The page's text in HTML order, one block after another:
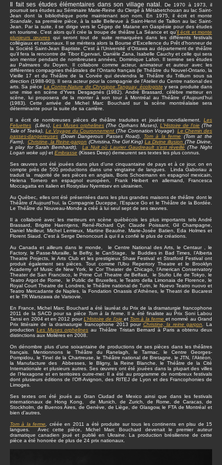
Il fait ses études élémentaires dans son village natal.
De 1970 à 1973, il
poursuit ses études au Séminaire Marie-Reine du Clergé à Métabetchouan au lac Saint-
Jean dont la bibliothèque porte maintenant son nom. En 1975, il écrit et monte
Scandale , sa première pièce, à la salle Bellevue à Saint-Henri de Taillon au lac Saint-
Jean. Par la suite, il se dirige vers le Cégep de Matane en Gaspésie pour des études
en tourisme. C’est alors qu’il crée la troupe de théâtre La Séance et qu’il écrit et monte
plusieurs œuvres qui seront tout de suite remarquées dans les différents festivals
collégiaux et nationaux. Il se méritera alors la Bourse d’Excellence du Prêt d’honneur de
la Société Saint-Jean Baptiste. C’est à l’Université d’Ottawa au département de théâtre
qu’il fera la rencontre de Tibor Egervari, Danièle Zana, Isabelle Cauchy et celle qui sera
son mentor pendant de nombreuses années, Dominique Lafon. Il termine ses études
au Palmares du Doyen. Il collabore comme acteur, animateur et auteur avec les
différentes compagnies théâtrales de l’Ontario français (le Théâtre du Nouvel-Ontario, la
Vieille 17 et du Théâtre de la Corvée qui deviendra le Théâtre du Trillium sous sa
direction (1988-90)). Il sera acteur pour la compagnie de l’Atelier du Centre national des
arts. Sa pièce La Contre-Nature de Chrysippe Tanguay, écologiste y sera produite dans
une mise en scène d’Yves Desgagnés (1982). André Brassard, célèbre metteur en
scène, lui proposera de la monter à son tour à Montréal au Théâtre d’Aujourd’hui
(1983). Cette arrivée de Michel Marc Bouchard sur la scène montréalaise sera
déterminante pour la suite de sa carrière.
Il a écrit de nombreuses pièces de théâtre traduites et jouées mondialement. Les
Feluettes (Lilies) Les Muses orphelines (The Oprhans Muses) L'Histoire de l'oie (The
Tale of Teeka)
Le Voyage du Couronnement (The Coronation Voyage) Le Chemin des
passes-dangereuses (Down Dangerous Passes Road) Tom à la ferme
(Tom at the
Farm)
Christine , la Reine-garçon (Christina,The Girl King) La Divine illusion (The Divine,
a play for Sarah Bernhardt),
La Nuit où Laurier Gaudreault s’est réveillé (The Night
Logan woke up) et Embrasse (Kisses Deep) demeurent ses textes les plus connus.
Ses œuvres ont été jouées dans plus d’une cinquantaine de pays et à ce jour, on en
compte près de 500 productions dans une vingtaine de langues. Linda Gaboriau a
traduit la majorité de ses pièces en anglais, Boris Schoemann en espagnol mexicain,
Helena Tornero en espagnol européen, Frank Heibert en allemand, Francesca
Moccagatta en italien et Rostyslav Nyemtsev en ukrainien.
Au Québec, elles ont été présentées dans les plus grandes maisons de théâtre dont le
Théâtre d’Aujourd’hui, la Compagnie Duceppe, l’Espace Go et le Théâtre de la Bordée.
Le Théâtre du Nouveau-Monde a créé à lui seul sept de ses œuvres.
Il a collaboré avec les metteurs en scène québécois les plus importants tels André
Brassard, Brigitte Haentjens, René-Richard Cyr, Claude Poissant, Gil Champagne,
Daniel Meilleur, Michel Lemieux, Martine Beaulne. Marie-Josée Batien, Eda Holmes et
Florent Siaud. C'est à Serge Denoncourt à qui il a confié le plus de créations.
Au Canada et ailleurs dans le monde, le Centre National des Arts, le Centaur , le
Factory, le Passe-Muraille, le Belfry, le CanStage, le Buddies in Bad Times, l’Alberta
Theatre Projects, le Arts Club et les prestigieux Shaw Festival et Stratford Festival ont
produit également ses pièces. Tout comme l’Ubu Repertory Theatre et le Brooklyn
Academy of Music de New York, le Cor Theater de Chicago, l’American Conservatory
Theater de San Francisco, le Prime Cut Theatre de Belfast, le Stufio Life de Tokyo, le
Teatro Argot de Rome, le Public de Bruxelles, le Teatro della Limonaia de Florence, le
Royal Court Theatre de Londres, le Théâtre national de Turin, le Nuevo Teatro nuovo et
Teatro Mercadante de Naples, la Fondation Onassis d’Athènes, le Theatri de Bucarest
et le TR Warszawa de Varsovie.
En France, Michel Marc Bouchard a été lauréat du Prix de la dramaturgie francophone
2011 de la SACD pour sa pièce Tom à la ferme. Il a été finaliste au Prix Soni Labou
Tansi en 2004 et en 2012 pourL’Histoire de l’oie et Tom à la ferme et nommé au Grand
Prix littéraire de la dramaturgie francophone 2013 pour Christine, la reine garçon .La
production Les Muses orphelines au Théâtre Tristan Bernard à Paris a obtenu deux
distinctions aux Molières en 2008.
On dénombre plus d’une soixantaine de productions de ses pièces dans les théâtres
français. Mentionnons le Théâtre du Ranelagh, le Tarmac, le Centre Georges-
Pompidou, le Tinel de la Chartreuse, le Théâtre national de Bretagne, le JTN, l’Aktéon,
la Manufacture des Abbesses, le Bligny, la Reine Blanche, le Théâtre de la Cité
Internationale et plusieurs autres. Ses œuvres ont été jouées dans la plupart des villes
de l’Hexagone et en territoires outre-mer. Il a été au programme de nombreux festivals
dont plusieurs éditions de l’Off-Avignon, des RITEJ de Lyon et des Francophonies de
Limoges.
Ses textes ont été joués au Gran Ciudad de Mexico ainsi que dans les festivals
internationaux de Hong Kong, de Munich, de Zurich, de Rome, de Caracas, de
Stockholm, de Buenos Aires, de Genève, de Liège, de Glasgow, le FTA de Montréal et
bien d’autres.
Tom à la ferme
créée en 2011 a été produite sur tous les continents en plsu de 15
langues. Avec cette pièce, Michel Marc Bouchard devenait le premier auteur
dramatique canadien joué et publié en Ukraine. La production brésilienne de cette
pièce a été honorée de plus de 24 prix nationaux.